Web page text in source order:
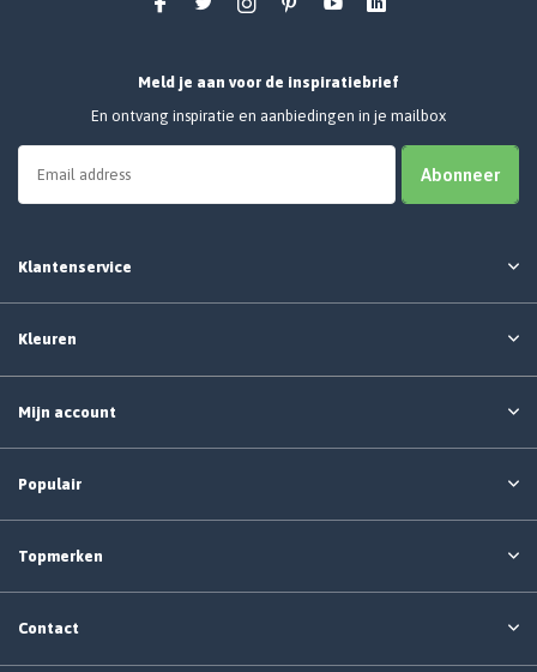
Meld je aan voor de inspiratiebrief
En ontvang inspiratie en aanbiedingen in je mailbox
Abonneer
Klantenservice
Kleuren
Mijn account
Populair
Topmerken
Contact